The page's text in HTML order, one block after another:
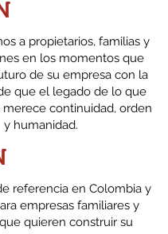
a propietarios, familias y
en los momentos que
de su empresa con la
que el legado de lo que
continuidad, orden
y humanidad.
referencia en Colombia y
empresas familiares y
quieren construir su